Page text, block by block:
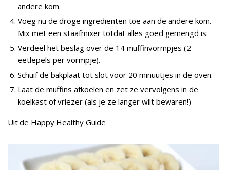
andere kom.
Voeg nu de droge ingrediënten toe aan de andere kom.
Mix met een staafmixer totdat alles goed gemengd is.
Verdeel het beslag over de 14 muffinvormpjes (2
eetlepels per vormpje).
Schuif de bakplaat tot slot voor 20 minuutjes in de oven.
Laat de muffins afkoelen en zet ze vervolgens in de
koelkast of vriezer (als je ze langer wilt bewaren!)
Uit de Happy Healthy Guide